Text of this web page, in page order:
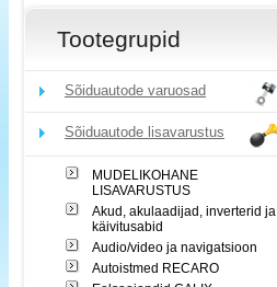
Tootegrupid
Sõiduautode varuosad
Sõiduautode lisavarustus
MUDELIKOHANE
LISAVARUSTUS
Akud, akulaadijad, inverterid ja
käivitusabid
Audio/video ja navigatsioon
Autoistmed RECARO